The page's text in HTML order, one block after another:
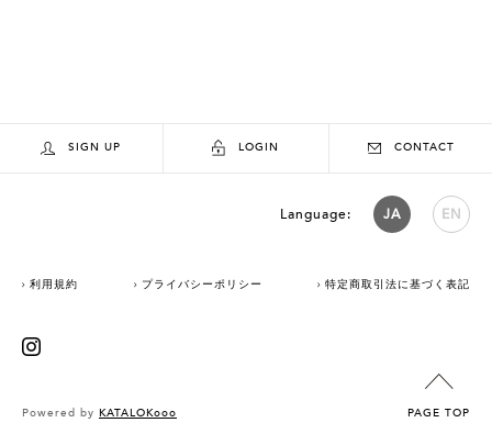
SIGN UP LOGIN CONTACT
Language: JA EN
利用規約 プライバシーポリシー 特定商取引法に基づく表記
Powered by KATALOKooo PAGE TOP